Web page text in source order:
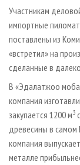
Участникам
импортные
поставлены из
«встретил» на
сделанные в
В «Эдалатжоо
компания
закупается 1200 м3
древесины в
компания
металле